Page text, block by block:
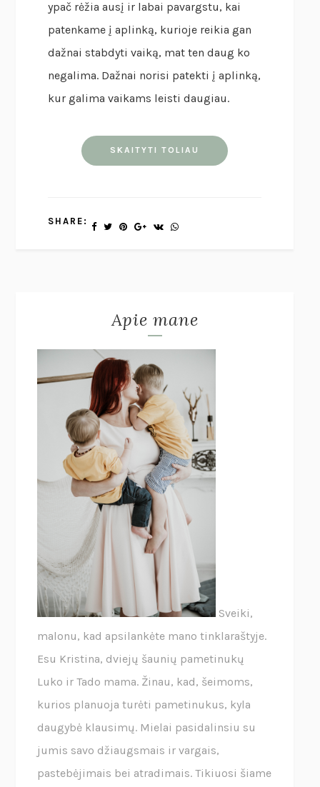
ypač rėžia ausį ir labai pavargstu, kai
patenkame į aplinką, kurioje reikia gan
dažnai stabdyti vaiką, mat ten daug ko
negalima. Dažnai norisi patekti į aplinką,
kur galima vaikams leisti daugiau.
SKAITYTI TOLIAU
SHARE:
Apie mane
Sveiki,
malonu, kad apsilankėte mano tinklaraštyje.
Esu Kristina, dviejų šaunių pametinukų
Luko ir Tado mama. Žinau, kad, šeimoms,
kurios planuoja turėti pametinukus, kyla
daugybė klausimų. Mielai pasidalinsiu su
jumis savo džiaugsmais ir vargais,
pastebėjimais bei atradimais. Tikiuosi šiame